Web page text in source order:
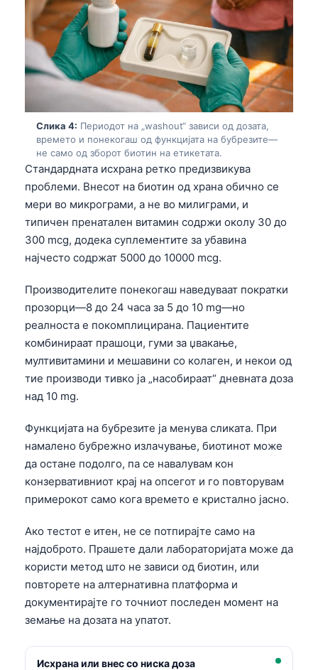
Слика 4: Периодот на „washout“ зависи од дозата,
времето и понекогаш од функцијата на бубрезите—
не само од зборот биотин на етикетата.
Стандардната исхрана ретко предизвикува
проблеми. Внесот на биотин од храна обично се
мери во микрограми, а не во милиграми, и
типичен пренатален витамин содржи околу 30 до
300 mcg, додека суплементите за убавина
најчесто содржат 5000 до 10000 mcg.
Производителите понекогаш наведуваат пократки
прозорци—8 до 24 часа за 5 до 10 mg—но
реалноста е покомплицирана. Пациентите
комбинираат прашоци, гуми за џвакање,
мултивитамини и мешавини со колаген, и некои од
тие производи тивко ја „насобираат“ дневната доза
над 10 mg.
Функцијата на бубрезите ја менува сликата. При
намалено бубрежно излачување, биотинот може
да остане подолго, па се навалувам кон
конзервативниот крај на опсегот и го повторувам
примерокот само кога времето е кристално јасно.
Ако тестот е итен, не се потпирајте само на
најдоброто. Прашете дали лабораторијата може да
користи метод што не зависи од биотин, или
повторете на алтернативна платформа и
документирајте го точниот последен момент на
земање на дозата на упатот.
Исхрана или внес со ниска доза